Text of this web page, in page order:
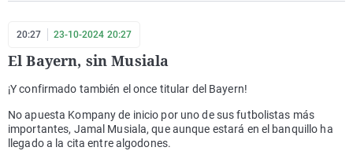
20:27 23-10-2024 20:27
El Bayern, sin Musiala
¡Y confirmado también el once titular del Bayern!
No apuesta Kompany de inicio por uno de sus futbolistas más
importantes, Jamal Musiala, que aunque estará en el banquillo ha
llegado a la cita entre algodones.